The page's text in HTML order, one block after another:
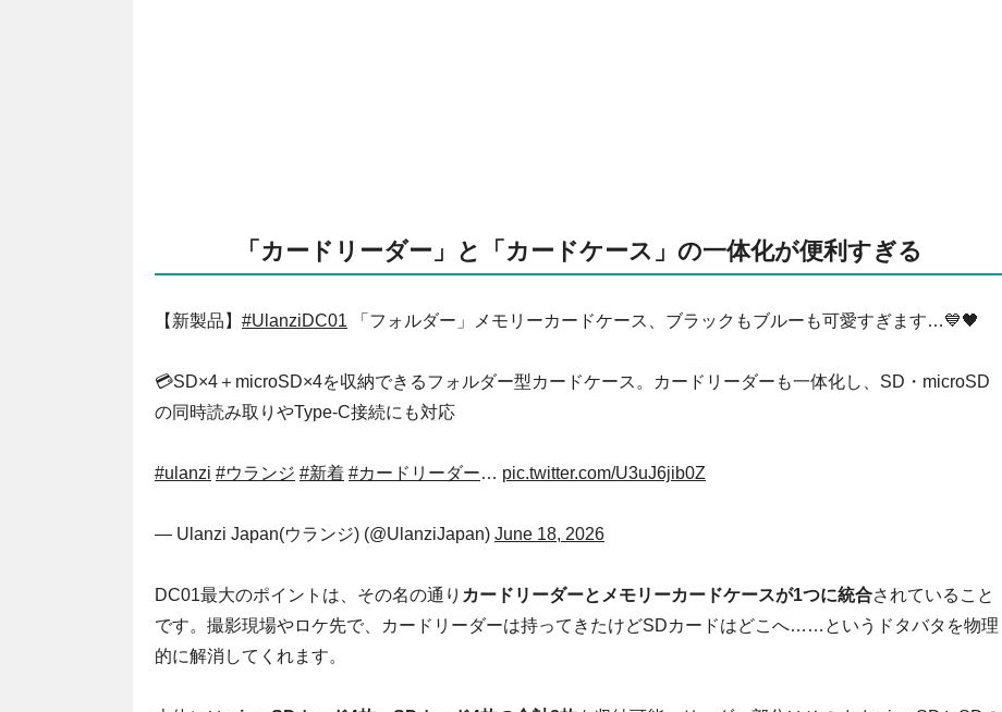
「カードリーダー」と「カードケース」の一体化が便利すぎる
【新製品】 #UlanziDC01 「フォルダー」メモリーカードケース、ブラックもブルーも可愛すぎます…💙🖤
💳SD×4＋microSD×4を収納できるフォルダー型カードケース。カードリーダーも一体化し、SD・microSD
の同時読み取りやType-C接続にも対応
#ulanzi #ウランジ #新着 #カードリーダー… pic.twitter.com/U3uJ6jib0Z
— Ulanzi Japan(ウランジ) (@UlanziJapan) June 18, 2026
DC01最大のポイントは、その名の通り カードリーダーとメモリーカードケースが1つに統合されていること
です。撮影現場やロケ先で、カードリーダーは持ってきたけどSDカードはどこへ……というドタバタを物理
的に解消してくれます。